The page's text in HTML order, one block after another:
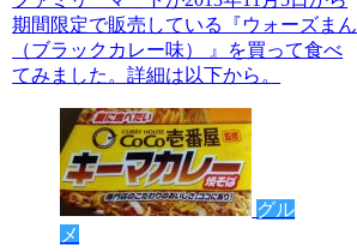
期間限定で販売している『ウォーズまん
（ブラックカレー味） 』を買って食べ
てみました。詳細は以下から。
グル
メ